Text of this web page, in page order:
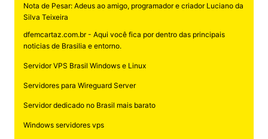
Nota de Pesar: Adeus ao amigo, programador e criador Luciano da
Silva Teixeira
dfemcartaz.com.br - Aqui você fica por dentro das principais
noticias de Brasilia e entorno.
Servidor VPS Brasil Windows e Linux
Servidores para Wireguard Server
Servidor dedicado no Brasil mais barato
Windows servidores vps